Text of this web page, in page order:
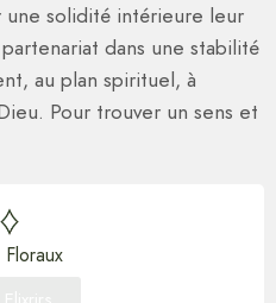
solidité intérieure leur
dans une stabilité
au plan spirituel, à
Pour trouver un sens et
Floraux